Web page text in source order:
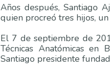
Años después, Santiago
quien procreó tres hijos,
El 7 de septiembre de
Técnicas Anatómicas en
Santiago presidente